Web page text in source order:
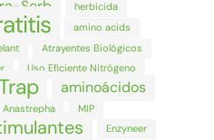
Sorb herbicida
amino acids
Atrayentes Biológicos
Uso Eficiente Nitrógeno
aminoácidos
Anastrepha MIP
Enzyneer